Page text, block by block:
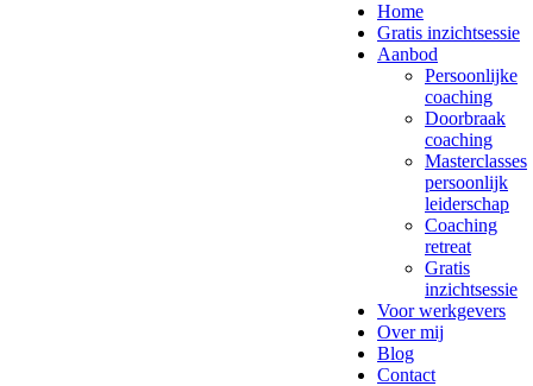
Home
Gratis inzichtsessie
Aanbod
Persoonlijke
coaching
Doorbraak
coaching
Masterclasses
persoonlijk
leiderschap
Coaching
retreat
Gratis
inzichtsessie
Voor werkgevers
Over mij
Blog
Contact